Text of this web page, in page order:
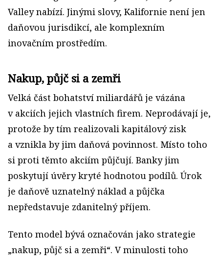
Valley nabízí. Jinými slovy, Kalifornie není jen
daňovou jurisdikcí, ale komplexním
inovačním prostředím.
Nakup, půjč si a zemři
Velká část bohatství miliardářů je vázána
v akciích jejich vlastních firem. Neprodávají je,
protože by tím realizovali kapitálový zisk
a vznikla by jim daňová povinnost. Místo toho
si proti těmto akciím půjčují. Banky jim
poskytují úvěry kryté hodnotou podílů. Úrok
je daňově uznatelný náklad a půjčka
nepředstavuje zdanitelný příjem.
Tento model bývá označován jako strategie
„nakup, půjč si a zemři“. V minulosti toho